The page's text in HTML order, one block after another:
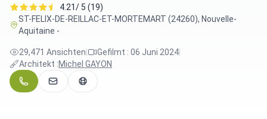
4.21/ 5 (19)
ST-FELIX-DE-REILLAC-ET-MORTEMART (24260), Nouvelle-
Aquitaine -
29,471 Ansichten Gefilmt : 06 Juni 2024
Architekt :Michel GAYON